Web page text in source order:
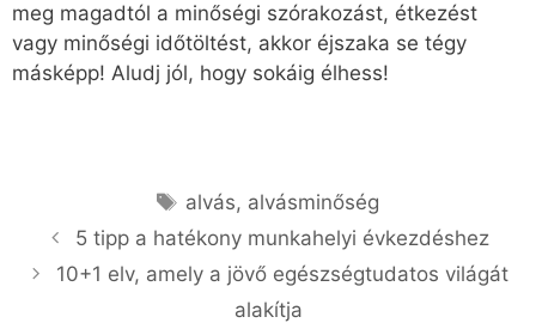
meg magadtól a minőségi szórakozást, étkezést
vagy minőségi időtöltést, akkor éjszaka se tégy
másképp! Aludj jól, hogy sokáig élhess!
alvás, alvásminőség
5 tipp a hatékony munkahelyi évkezdéshez
10+1 elv, amely a jövő egészségtudatos világát
alakítja